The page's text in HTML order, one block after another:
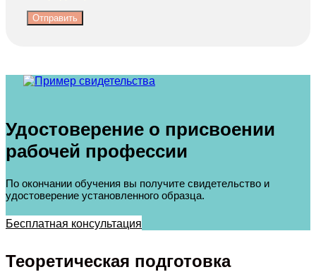
Отправить
Удостоверение о присвоении
рабочей профессии
По окончании обучения вы получите свидетельство и
удостоверение установленного образца.
Бесплатная консультация
Теоретическая подготовка